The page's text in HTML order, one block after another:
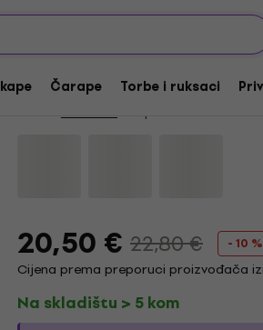
kape Čarape Torbe i ruksaci
HAPPY HOUR
Akcija
In Flames Buried in Time
Kod proizvoda:
20,50 € 22,80 € - 10 %
Cijena prema preporuci proizvođača
Na skladištu > 5 kom